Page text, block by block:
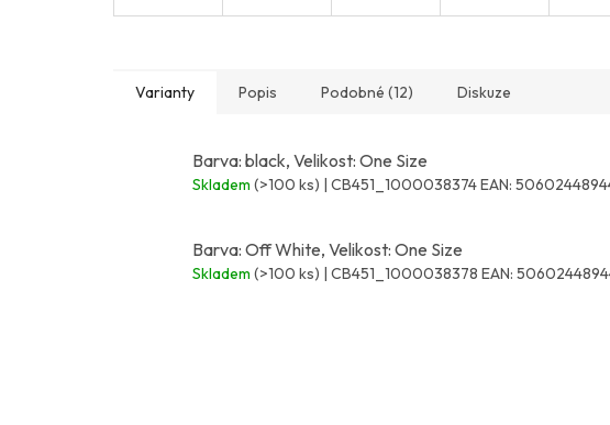
Varianty Popis Podobné (12) Diskuze
Barva: black, Velikost: One Size
Skladem (>100 ks) | CB451_1000038374EAN:
Barva: Off White, Velikost: One Size
Skladem (>100 ks) | CB451_1000038378 EAN: